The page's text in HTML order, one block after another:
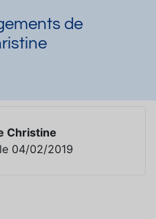
de
Christine
04/02/2019